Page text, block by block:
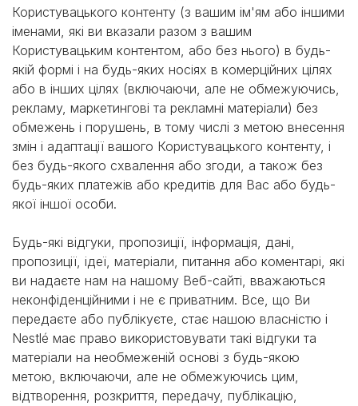
Користувацького контенту (з вашим ім'ям або іншими
іменами, які ви вказали разом з вашим
Користувацьким контентом, або без нього) в будь-
якій формі і на будь-яких носіях в комерційних цілях
або в інших цілях (включаючи, але не обмежуючись,
рекламу, маркетингові та рекламні матеріали) без
обмежень і порушень, в тому числі з метою внесення
змін і адаптації вашого Користувацького контенту, і
без будь-якого схвалення або згоди, а також без
будь-яких платежів або кредитів для Вас або будь-
якої іншої особи.
Будь-які відгуки, пропозиції, інформація, дані,
пропозиції, ідеї, матеріали, питання або коментарі, які
ви надаєте нам на нашому Веб-сайті, вважаються
неконфіденційними і не є приватним. Все, що Ви
передаєте або публікуєте, стає нашою власністю і
Nestlé має право використовувати такі відгуки та
матеріали на необмеженій основі з будь-якою
метою, включаючи, але не обмежуючись цим,
відтворення, розкриття, передачу, публікацію,